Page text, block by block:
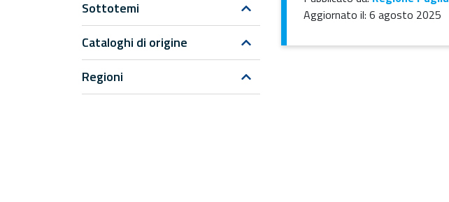
Sottotemi
Cataloghi di origine
Regioni
Aggiornato il: 6 agosto 2025